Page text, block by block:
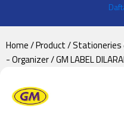
Home/Product/Stationeries
- Organizer/ GM LABEL